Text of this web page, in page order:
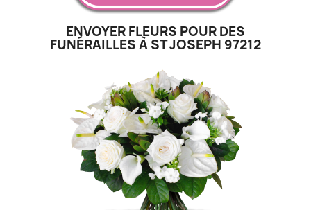
ENVOYER FLEURS POUR DES
FUNÉRAILLES À ST JOSEPH 97212